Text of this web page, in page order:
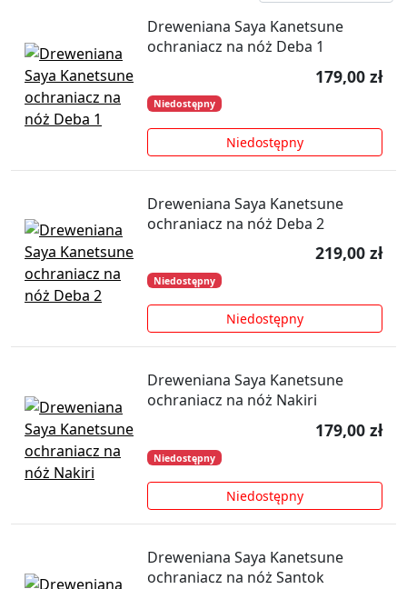
Dreweniana Saya Kanetsune
ochraniacz na nóż Deba 1
179,00 zł
Niedostępny
Niedostępny
Dreweniana Saya Kanetsune
ochraniacz na nóż Deba 2
219,00 zł
Niedostępny
Niedostępny
Dreweniana Saya Kanetsune
ochraniacz na nóż Nakiri
179,00 zł
Niedostępny
Niedostępny
Dreweniana Saya Kanetsune
ochraniacz na nóż Santok